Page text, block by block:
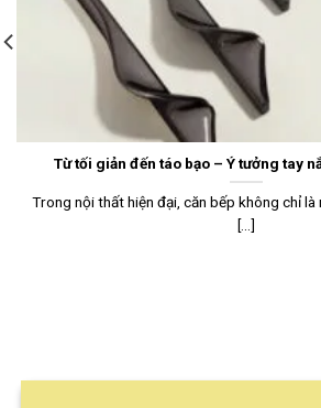
Từ tối giản đến táo bạo – Ý tưởng tay
Trong nội thất hiện đại, căn bếp không chỉ là
[...]